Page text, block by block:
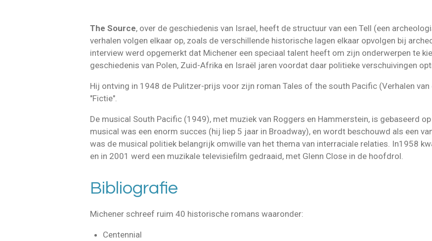
The Source, over de geschiedenis van Israel, heeft de structuur van een Tell (een
verhalen volgen elkaar op, zoals de verschillende historische lagen elkaar opvolgen bij
interview werd opgemerkt dat Michener een speciaal talent heeft om zijn onderwerpen te
geschiedenis van Polen, Zuid-Afrika en Israël jaren voordat daar politieke verschuivingen
Hij ontving in 1948 de Pulitzer-prijs voor zijn roman Tales of the south Pacific (Verhalen
"Fictie".
De musical South Pacific (1949), met muziek van Roggers en Hammerstein, is gebaseerd
musical was een enorm succes (hij liep 5 jaar in Broadway), en wordt beschouwd als een
was de musical politiek belangrijk omwille van het thema van interraciale relaties. In1958
en in 2001 werd een muzikale televisiefilm gedraaid, met Glenn Close in de hoofdrol.
Bibliografie
Michener schreef ruim 40 historische romans waaronder:
Centennial